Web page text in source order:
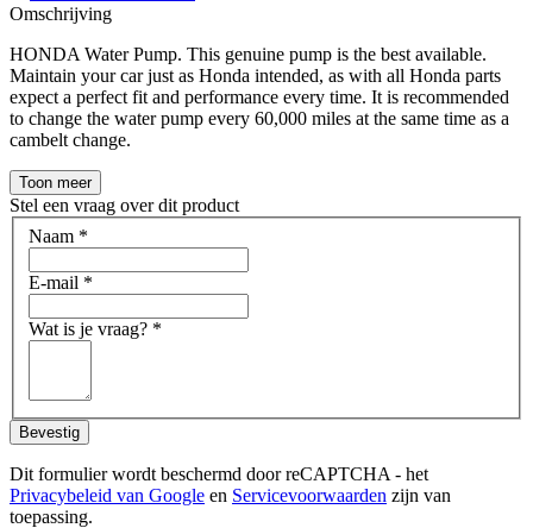
Omschrijving
HONDA Water Pump. This genuine pump is the best available.
Maintain your car just as Honda intended, as with all Honda parts
expect a perfect fit and performance every time. It is recommended
to change the water pump every 60,000 miles at the same time as a
cambelt change.
Toon meer
Stel een vraag over dit product
Naam *
E-mail *
Wat is je vraag? *
Bevestig
Dit formulier wordt beschermd door reCAPTCHA - het
Privacybeleid van Google en Servicevoorwaarden zijn van
toepassing.